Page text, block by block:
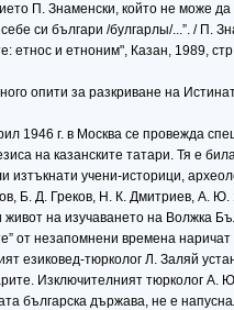
П. Знаменски, който не може
си българи /булгарлы/...”. / П.
етнос и етноним", Казан, 1989,
опити за разкриване на
1946 г. в Москва се провежда
на казанските татари. Тя е
изтъкнати учени-историци,
Б. Д. Греков, Н. К. Дмитриев, А. Ю.
живот на изучаването на Волжка
от незапомнени времена
езиковед-тюрколог Л. Заляй
Изключителният тюрколог А.
българска държава, не е